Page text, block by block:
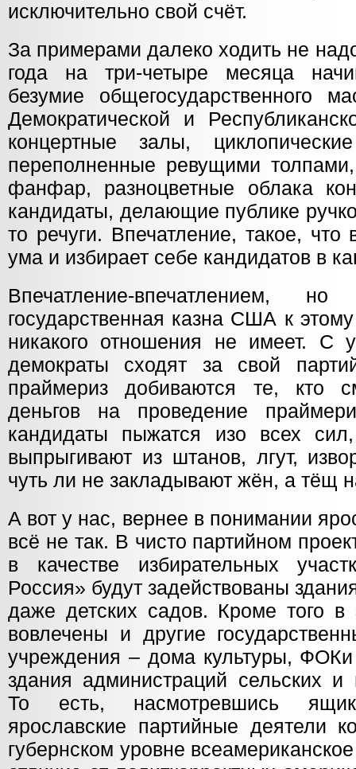
исключительно свой счёт.
За примерами далеко ходить не
года на три-четыре месяца
безумие общегосударственного
Демократической и
концертные залы,
переполненные ревущими
фанфар, разноцветные облака
кандидаты, делающие публике
то речуги. Впечатление, такое,
ума и избирает себе кандидатов в
Впечатление-
государственная казна США к
никакого отношения не имеет. С
демократы сходят за свой
праймериз добиваются те, кто
деньгов на проведение
кандидаты пыжатся изо всех
выпрыгивают из штанов, лгут,
чуть ли не закладывают жён, а тёщ
А вот у нас, вернее в понимании
всё не так. В чисто партийном
в качестве избирательных
Россия» будут задействованы
даже детских садов. Кроме того в
вовлечены и другие
учреждения – дома культуры,
здания администраций сельских и
То есть, насмотревшись
ярославские партийные деятели
губернском уровне